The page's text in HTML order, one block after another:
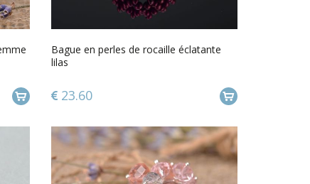
Bague en perles de rocaille éclatante
lilas
23.60